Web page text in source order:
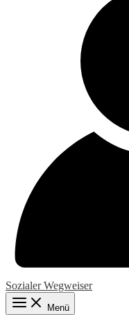
Sozialer Wegweiser
Menü